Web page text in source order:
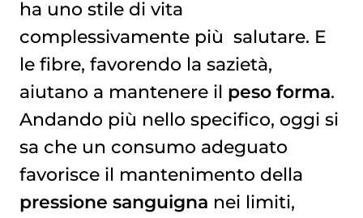
ha uno stile di vita
complessivamente più salutare. E
le fibre, favorendo la sazietà,
aiutano a mantenere il peso forma.
Andando più nello specifico, oggi si
sa che un consumo adeguato
favorisce il mantenimento della
pressione sanguigna nei limiti,